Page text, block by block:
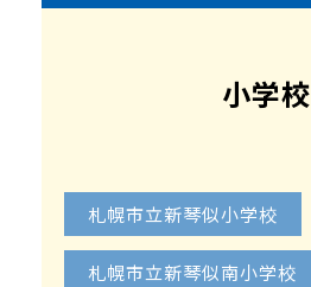
全国【第1位】!!
小学校
札幌市立新琴似小学校
札幌市立新琴似南小学校